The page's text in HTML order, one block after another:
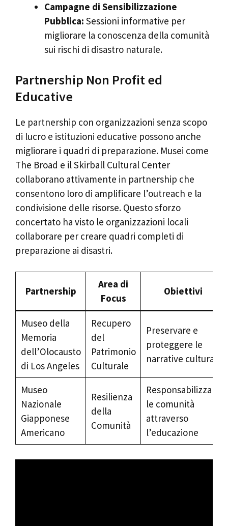
Campagne di Sensibilizzazione
Pubblica: Sessioni informative per
migliorare la conoscenza della comunità
sui rischi di disastro naturale.
Partnership Non Profit ed
Educative
Le partnership con organizzazioni senza scopo
di lucro e istituzioni educative possono anche
migliorare i quadri di preparazione. Musei come
The Broad e il Skirball Cultural Center
collaborano attivamente in partnership che
consentono loro di amplificare l’outreach e la
condivisione delle risorse. Questo sforzo
concertato ha visto le organizzazioni locali
collaborare per creare quadri completi di
preparazione ai disastri.
Partnership
Area di
Focus
Obiettivi
Museo della
Memoria
dell’Olocausto
di Los Angeles
Recupero
del
Patrimonio
Culturale
Preservare e
proteggere le
narrative culturali
Museo
Nazionale
Giapponese
Americano
Resilienza
della
Comunità
Responsabilizzare
le comunità
attraverso
l’educazione